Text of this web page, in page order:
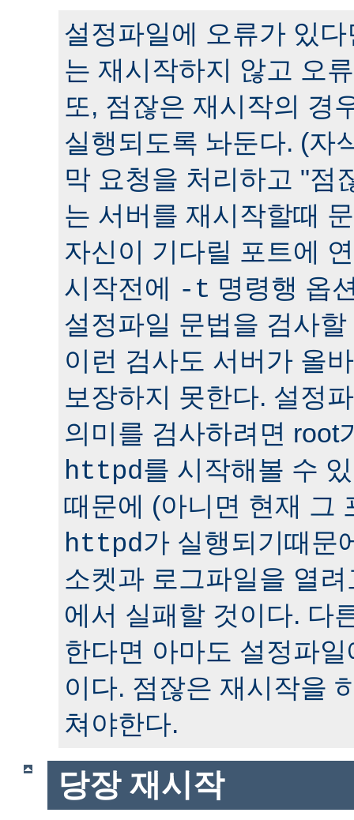
설정파일에 오류가 있
는 재시작하지 않고 오
또, 점잖은 재시작의 경
실행되도록 놔둔다. (자
막 요청을 처리하고 "점
는 서버를 재시작할때
자신이 기다릴 포트에
시작전에
-t 명령행 옵
설정파일 문법을 검사
이런 검사도 서버가 올
보장하지 못한다. 설정
의미를 검사하려면 root
httpd를 시작해볼 수
때문에 (아니면 현재 그
httpd가 실행되기때문
소켓과 로그파일을 열
에서 실패할 것이다. 다
한다면 아마도 설정파
이다. 점잖은 재시작을
쳐야한다.
당장 재시작